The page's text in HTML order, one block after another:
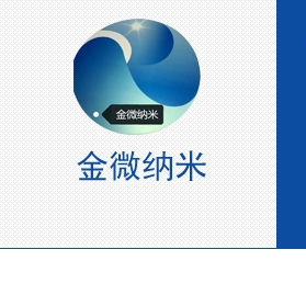
浙江省塑料协会会员
宁波塑料协会理事单位